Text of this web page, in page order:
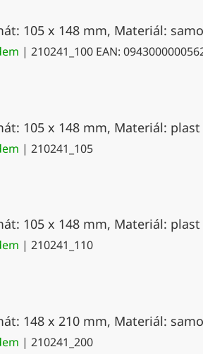
105 x 148 mm, Materiál:
| 210241_100 EAN:
105 x 148 mm, Materiál:
| 210241_105
105 x 148 mm, Materiál:
| 210241_110
148 x 210 mm, Materiál:
| 210241_200